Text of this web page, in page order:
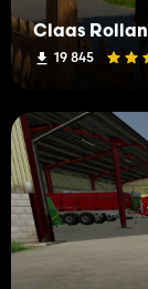
Claas
19 845